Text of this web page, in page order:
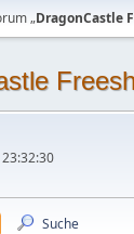
„DragonCastle
Suche